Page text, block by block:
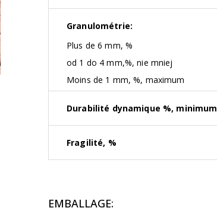
Granulométrie:
Plus de 6 mm, %
od 1 do 4 mm,%, nie mniej
Moins de 1 mm, %, maximum
Durabilité dynamique %, minimum
Fragilité, %
EMBALLAGE: